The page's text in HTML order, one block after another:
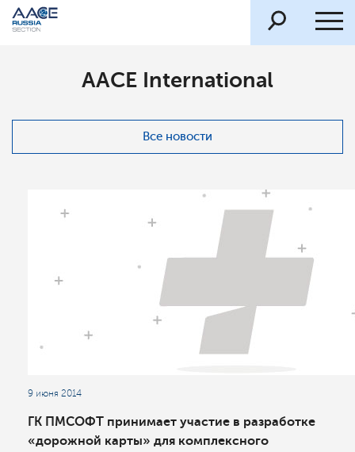
AACE International
Все новости
9 июня 2014
ГК ПМСОФТ принимает участие в разработке
«дорожной карты» для комплексного